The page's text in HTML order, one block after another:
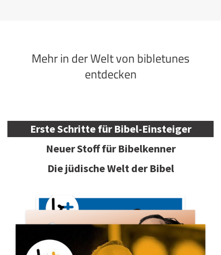
Mehr in der Welt von bibletunes
entdecken
Erste Schritte für Bibel-Einsteiger
Neuer Stoff für Bibelkenner
Die jüdische Welt der Bibel